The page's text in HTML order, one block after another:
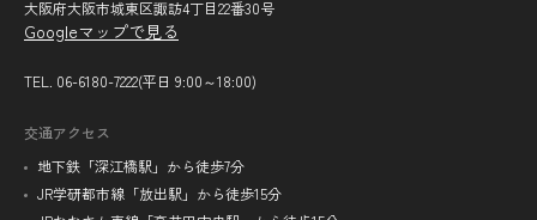
大阪府大阪市城東区諏訪4丁目22番30号
Googleマップで見る
TEL. 06-6180-7222(平日 9:00～18:00)
交通アクセス
地下鉄「深江橋駅」から徒歩7分
JR学研都市線「放出駅」から徒歩15分